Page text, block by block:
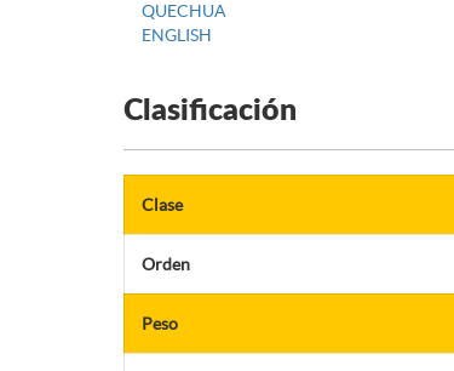
QUECHUA
ENGLISH
Clasificación
Clase
Orden
Peso